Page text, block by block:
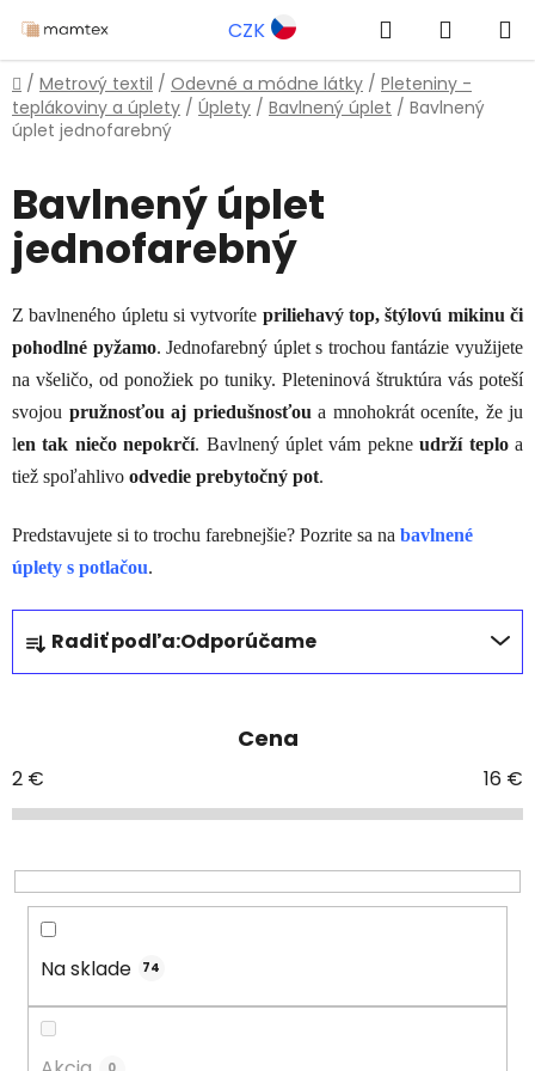
na
obsah
CZK Hľadať
KOŠÍK
Domov
/ Metrový textil / Odevné a módne látky / Pleteniny -
teplákoviny a úplety / Úplety / Bavlnený úplet / Bavlnený
úplet jednofarebný
Bavlnený úplet
jednofarebný
Z bavlneného úpletu si vytvoríte priliehavý top, štýlovú mikinu či
pohodlné pyžamo. Jednofarebný úplet s trochou fantázie využijete
na všeličo, od ponožiek po tuniky. Pleteninová štruktúra vás poteší
svojou pružnosťou aj priedušnosťou a mnohokrát oceníte, že ju
len tak niečo nepokrčí. Bavlnený úplet vám pekneudrží teploa
tiež spoľahlivo odvedie prebytočný pot.
Predstavujete si to trochu farebnejšie? Pozrite sa na bavlnené
úplety s potlačou.
R
a
d
i
e
r
o
Radiť podľa:Odporúčame
Cena
2 € 16 €
Na sklade 74